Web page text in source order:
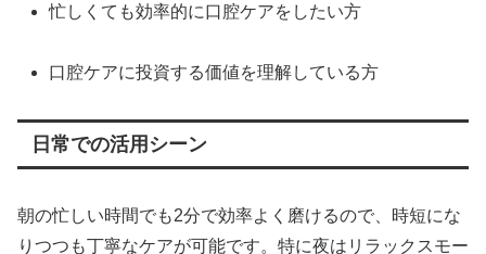
忙しくても効率的に口腔ケアをしたい方
口腔ケアに投資する価値を理解している方
日常での活用シーン
朝の忙しい時間でも2分で効率よく磨けるので、時短にな
りつつも丁寧なケアが可能です。特に夜はリラックスモー